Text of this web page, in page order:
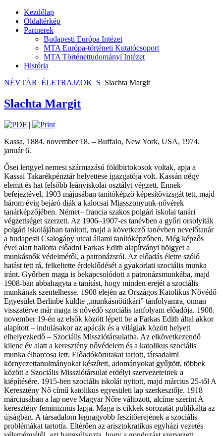
Kezdőlap
Oldaltérkép
Partnerek
Budapesti Európa Intézet
MTA Európa-történeti Kutatócsoport
MTA Történettudományi Intézet
História
NÉVTÁR ÉLETRAJZOK S Slachta Margit
Slachta Margit
|
Kassa, 1884. november 18. – Buffalo, New York, USA, 1974.
január 6.
Ősei lengyel nemesi származású földbirtokosok voltak, apja a
Kassai Takarékpénztár helyettese igazgatója volt. Kassán négy
elemit és hat felsőbb leányiskolai osztályt végzett. Ennek
befejeztével, 1903 májusában tanítóképző képesítővizsgát tett, majd
három évig bejáró diák a kalocsai Miasszonyunk-nővérek
tanárképzőjében. Német– francia szakos polgári iskolai tanári
végzettséget szerzett. Az 1906–1907-es tanévben a győri orsolyiták
polgári iskolájában tanított, majd a következő tanévben nevelőtanár
a budapesti Csalogány utcai állami tanítóképzőben. Még képzős
évei alatt hallotta előadni Farkas Edith alapítványi hölgyet a
munkásnők védelméről, a patronázsról. Az előadás életre szóló
hatást tett rá, felkeltette érdeklődését a gyakorlati szociális munka
iránt. Győrben maga is bekapcsolódott a patronázsmunkába, majd
1908-ban abbahagyta a tanítást, hogy minden erejét a szociális
munkának szentelhesse. 1908 elején az Országos Katolikus Nővédő
Egyesület Berlinbe küldte „munkásnőtitkári” tanfolyamra, onnan
visszatérve már maga is nővédő szociális tanfolyam előadója. 1908.
november 19-én az elsők között lépett be a Farkas Edith által akkor
alapított – indulásakor az apácák és a világiak között helyett
elhelyezkedő – Szociális Missziótársulatba. Az elkövetkezendő
kilenc év alatt a keresztény nővédelem és a katolikus szociális
munka élharcosa lett. Előadókörutakat tartott, társadalmi
környezettanulmányokat készített, adományokat gyűjtött, többek
között a Szociális Missziótársulat erdélyi szervezeteinek a
kiépítésére. 1915-ben szociális iskolát nyitott, majd március 25-től A
Keresztény Nő című katolikus egyesületi lap szerkesztője. 1918
márciusában a lap neve Magyar Nőre változott, alcíme szerint A
keresztény feminizmus lapja. Maga is cikkek sorozatát publikálta az
újságban. A társadalom legnagyobb feszítőerejének a szociális
problémákat tartotta. Eltérően az arisztokratikus egyházi vezetés